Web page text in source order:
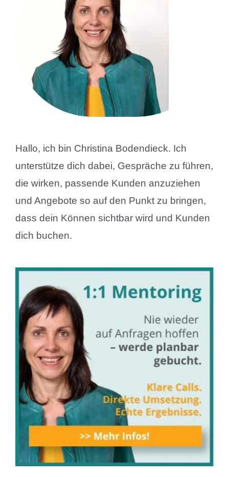
Hallo, ich bin Christina Bodendieck. Ich
unterstütze dich dabei, Gespräche zu führen,
die wirken, passende Kunden anzuziehen
und Angebote so auf den Punkt zu bringen,
dass dein Können sichtbar wird und Kunden
dich buchen.